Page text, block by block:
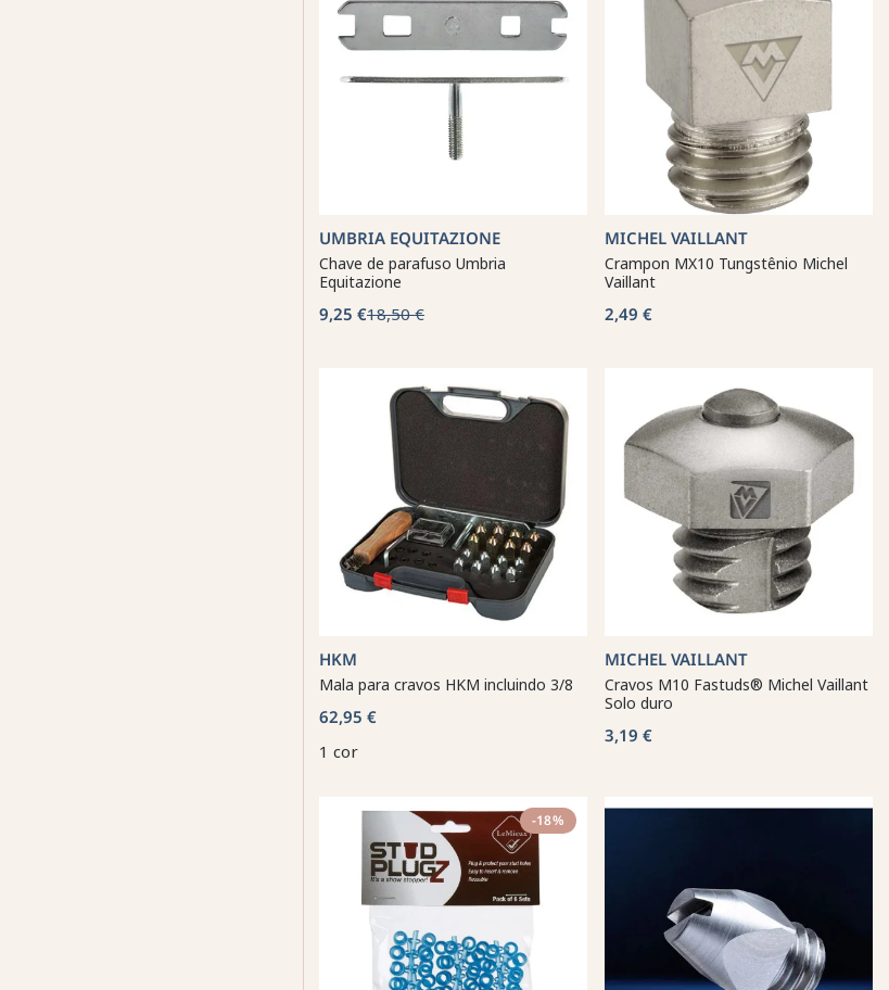
UMBRIA EQUITAZIONE
Chave de parafuso Umbria
Equitazione
9,25 €18,50 €
MICHEL VAILLANT
Crampon MX10 Tungstênio Michel
Vaillant
2,49 €
HKM
Mala para cravos HKM incluindo 3/8
62,95 €
1 cor
MICHEL VAILLANT
Cravos M10 Fastuds® Michel Vaillant
Solo duro
3,19 €
-18%